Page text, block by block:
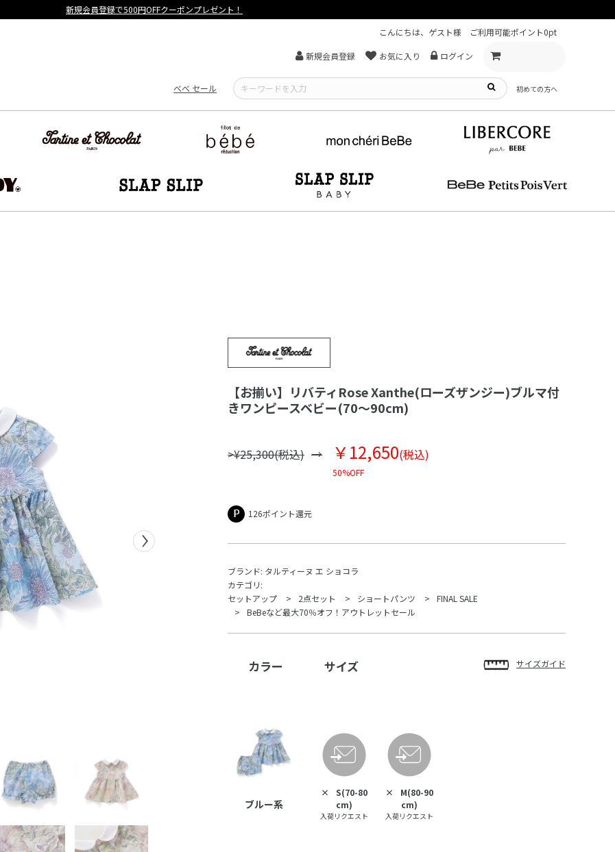
【重要】熊本地震による遅延可能性について
こんにちは、ゲスト様
ご利用可能ポイント0pt
新規会員登録 お気に入り ログイン
べべ セール 初めての方へ
【お揃い】リバティRose Xanthe(ローズザンジー)ブルマ付
きワンピースベビー(70～90cm)
>¥25,300(税込) ￥12,650(税込)
50%OFF
126ポイント還元
ブランド: タルティーヌ エ ショコラ
カテゴリ:
セットアップ
2点セット ショートパンツ
FINAL SALE
BeBeなど最大70％オフ！アウトレットセール
カラー サイズ サイズガイド
ブルー系
×
S(70-80
cm)
入荷リクエスト
×
M(80-90
cm)
入荷リクエスト